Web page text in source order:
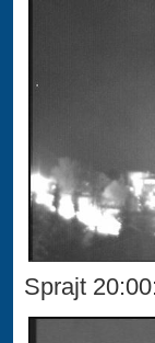
Sprajt